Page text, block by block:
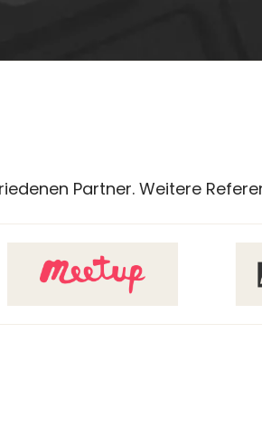
Partner. Weitere